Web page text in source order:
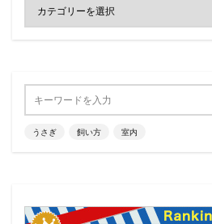
うさぎ 飼い方 室内